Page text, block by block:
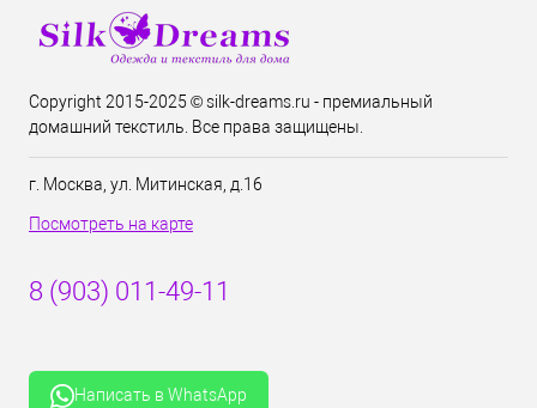
Copyright 2015-2025 © silk-dreams.ru - премиальный
домашний текстиль. Все права защищены.
г. Москва, ул. Митинская, д.16
Посмотреть на карте
8 (903) 011-49-11
Написать в WhatsApp